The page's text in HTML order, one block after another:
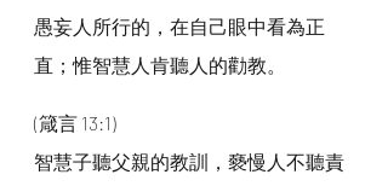
愚妄人所行的，在自己眼中看為正
直；惟智慧人肯聽人的勸教。
(箴言 13:1)
智慧子聽父親的教訓，褻慢人不聽責